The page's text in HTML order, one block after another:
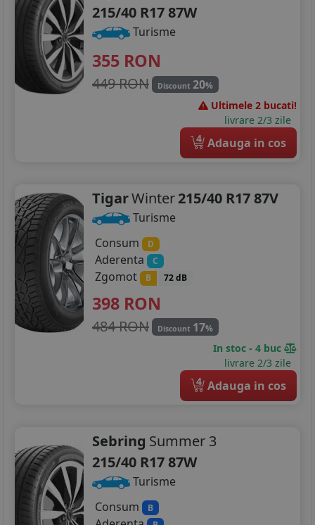
215/40 R17 87W
Turisme
355 RON
449 RON Discount 20%
Ultimele 2 bucati!
livrare 2/3 zile
4 Adauga in cos
TigarWinter215/40 R17 87V
Turisme
Consum
D
Aderenta C
Zgomot B 72 dB
398 RON
484 RON Discount 17%
In stoc - 4 buc
livrare 2/3 zile
4 Adauga in cos
Sebring Summer 3
215/40 R17 87W
Turisme
Consum
B